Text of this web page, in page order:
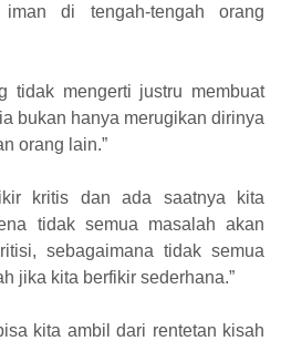
iman di tengah-tengah orang
tidak mengerti justru membuat
bukan hanya merugikan dirinya
orang lain.”
kritis dan ada saatnya kita
tidak semua masalah akan
sebagaimana tidak semua
jika kita berfikir sederhana.”
kita ambil dari rentetan kisah